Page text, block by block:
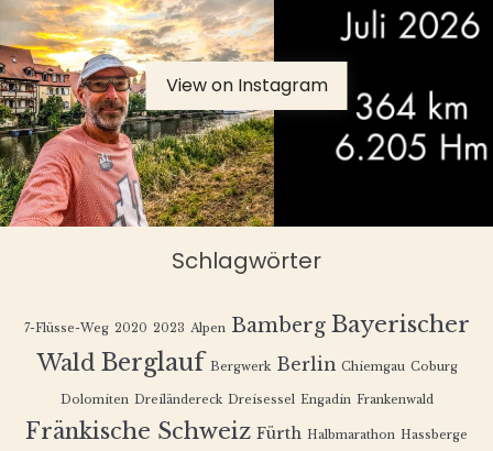
View on Instagram
Schlagwörter
7-Flüsse-Weg 2020 2023 Alpen Bamberg Bayerischer
Wald Berglauf Bergwerk Berlin Chiemgau Coburg
Dolomiten Dreiländereck Dreisessel Engadin Frankenwald
Fränkische Schweiz Fürth Halbmarathon Hassberge